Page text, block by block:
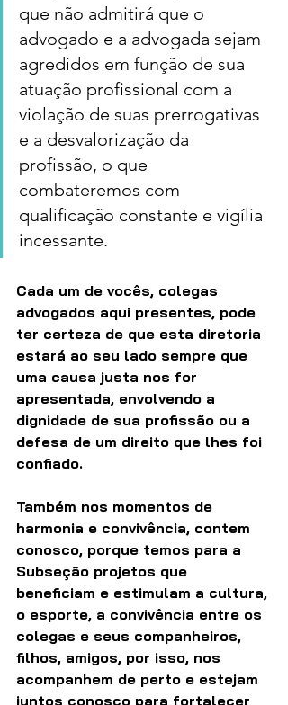
que não admitirá que o
advogado e a advogada sejam
agredidos em função de sua
atuação profissional com a
violação de suas prerrogativas
e a desvalorização da
profissão, o que
combateremos com
qualificação constante e vigília
incessante.
Cada um de vocês, colegas
advogados aqui presentes, pode
ter certeza de que esta diretoria
estará ao seu lado sempre que
uma causa justa nos for
apresentada, envolvendo a
dignidade de sua profissão ou a
defesa de um direito que lhes foi
confiado.
Também nos momentos de
harmonia e convivência, contem
conosco, porque temos para a
Subseção projetos que
beneficiam e estimulam a cultura,
o esporte, a convivência entre os
colegas e seus companheiros,
filhos, amigos, por isso, nos
acompanhem de perto e estejam
juntos conosco para fortalecer